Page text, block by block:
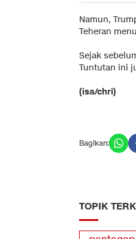
Namun,
Teheran
Sejak
Tuntutan ini
(isa/chri)
Bagikan:
TOPIK